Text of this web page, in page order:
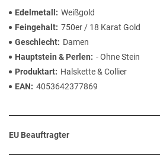
Edelmetall
Weißgold
Feingehalt 750er / 18 Karat Gold
Geschlecht
Damen
Hauptstein & Perlen
- Ohne Stein
Produktart
Halskette & Collier
EAN
4053642377869
EU Beauftragter